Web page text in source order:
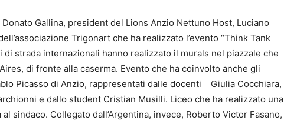
Donato Gallina, president del Lions Anzio Nettuno Host, Luciano
Trigonart che ha realizzato l’evento “Think Tank
strada internazionali hanno realizzato il murals nel piazzale che
di fronte alla caserma. Evento che ha coinvolto anche gli
Picasso di Anzio, rappresentati dalle docenti Giulia Cocchiara,
e dallo student Cristian Musilli. Liceo che ha realizzato una
sindaco. Collegato dall’Argentina, invece, Roberto Victor Fasano,